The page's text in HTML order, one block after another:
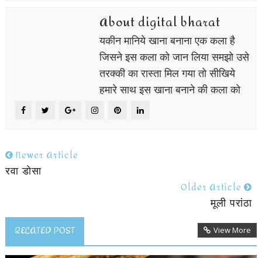
About digital bharat
यकीन मानिये खाना बनाना एक कला है
जिसने इस कला को जान लिया समझो उसे
तरक्की का रास्ता मिल गया तो सीखिये
हमारे साथ इस खाना बनाने की कला को
Newer Article
रवा डोसा
Older Article
मूली परांठा
RELATED POST View More